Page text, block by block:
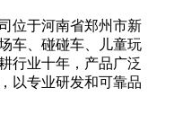
位于河南省郑州市新
车、碰碰车、儿童玩
行业十年，产品广泛
以专业研发和可靠品